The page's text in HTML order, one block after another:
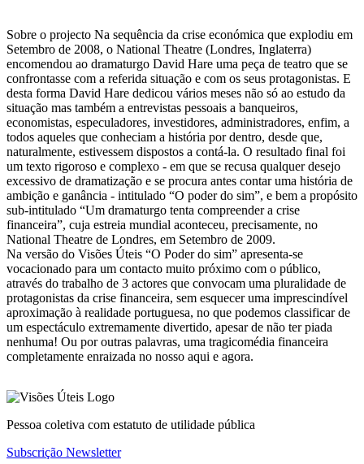
Sobre o projecto Na sequência da crise económica que explodiu em
Setembro de 2008, o National Theatre (Londres, Inglaterra)
encomendou ao dramaturgo David Hare uma peça de teatro que se
confrontasse com a referida situação e com os seus protagonistas. E
desta forma David Hare dedicou vários meses não só ao estudo da
situação mas também a entrevistas pessoais a banqueiros,
economistas, especuladores, investidores, administradores, enfim, a
todos aqueles que conheciam a história por dentro, desde que,
naturalmente, estivessem dispostos a contá-la. O resultado final foi
um texto rigoroso e complexo - em que se recusa qualquer desejo
excessivo de dramatização e se procura antes contar uma história de
ambição e ganância - intitulado “O poder do sim”, e bem a propósito
sub-intitulado “Um dramaturgo tenta compreender a crise
financeira”, cuja estreia mundial aconteceu, precisamente, no
National Theatre de Londres, em Setembro de 2009.
Na versão do Visões Úteis “O Poder do sim” apresenta-se
vocacionado para um contacto muito próximo com o público,
através do trabalho de 3 actores que convocam uma pluralidade de
protagonistas da crise financeira, sem esquecer uma imprescindível
aproximação à realidade portuguesa, no que podemos classificar de
um espectáculo extremamente divertido, apesar de não ter piada
nenhuma! Ou por outras palavras, uma tragicomédia financeira
completamente enraizada no nosso aqui e agora.
Pessoa coletiva com estatuto de utilidade pública
Subscrição Newsletter